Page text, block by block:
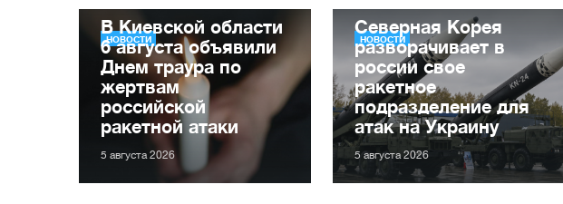
НОВОСТИ
В Киевской области
6 августа объявили
Днем траура по
жертвам
российской
ракетной атаки
5 августа 2026
НОВОСТИ
Северная Корея
разворачивает в
россии свое
ракетное
подразделение для
атак на Украину
5 августа 2026